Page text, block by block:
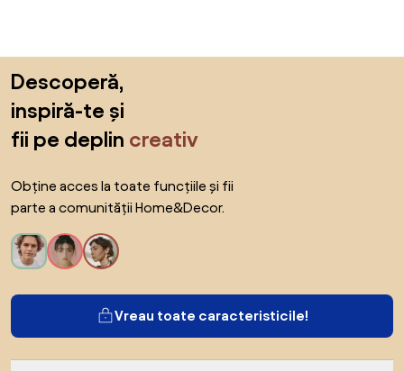
Descoperă,
inspiră-te și
fii pe deplin creativ
Obține acces la toate funcțiile și fii
parte a comunității Home&Decor.
Vreau toate caracteristicile!